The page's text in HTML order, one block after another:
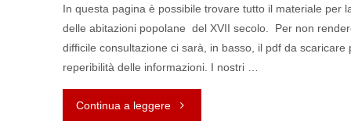
In questa pagina è possibile trovare tutto il materiale per
delle abitazioni popolane del XVII secolo. Per non
difficile consultazione ci sarà, in basso, il pdf da
reperibilità delle informazioni. I nostri …
Continua a leggere "LUOGHI